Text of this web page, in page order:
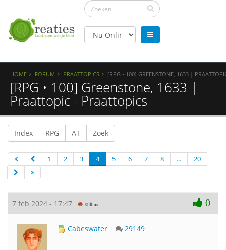
HOME FORUM PRAATTOPICS [RPG • 100] GREENSTONE, 1633 |
[RPG • 100] Greenstone, 1633 |
Praattopic - Praattopics
Index RPG AT Zoek
1 2 3 4 5 6 7 8 ... 20
7 feb 2024 - 17:47 0
Cabeswater 29149